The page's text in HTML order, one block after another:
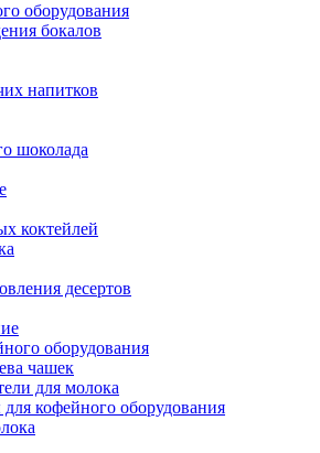
оборудования
бокалов
напитков
шоколада
коктейлей
десертов
оборудования
чашек
для молока
кофейного оборудования